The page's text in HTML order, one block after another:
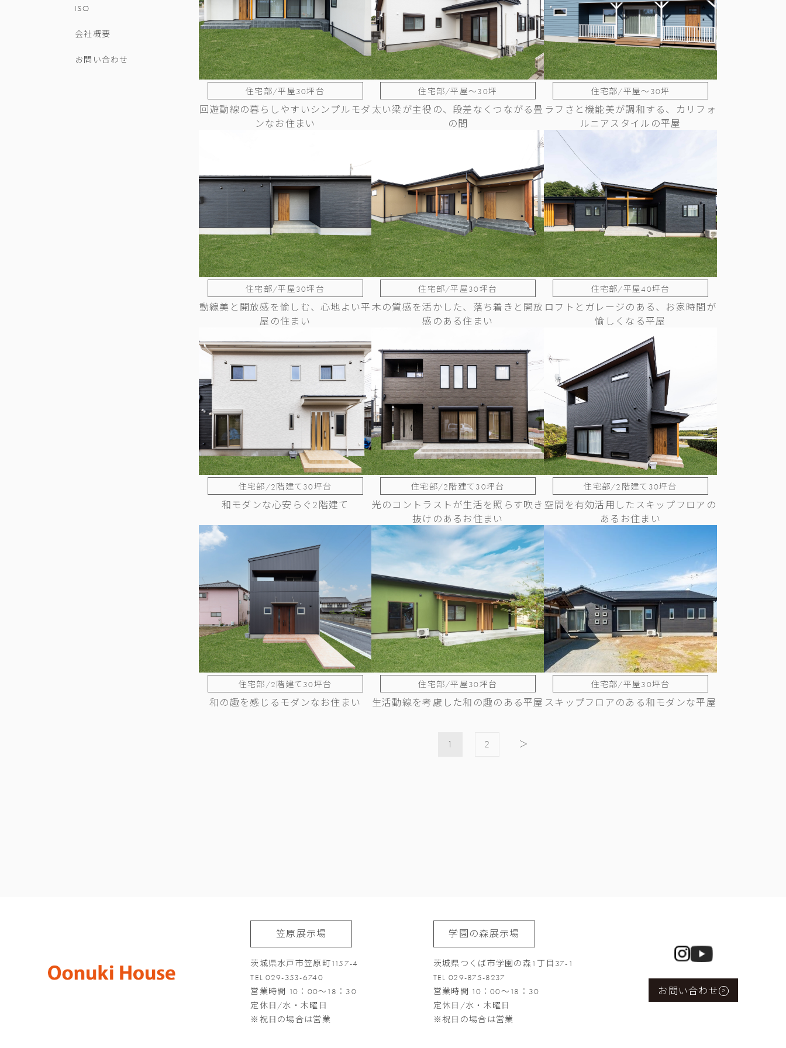
ISO
会社概要
お問い合わせ
住宅部/平屋30坪台
回遊動線の暮らしやすいシンプルモダ
ンなお住まい
住宅部/平屋～30坪
太い梁が主役の、段差なくつながる畳
の間
住宅部/平屋～30坪
ラフさと機能美が調和する、カリフォ
ルニアスタイルの平屋
住宅部/平屋30坪台
動線美と開放感を愉しむ、心地よい平
屋の住まい
住宅部/平屋30坪台
木の質感を活かした、落ち着きと開放
感のある住まい
住宅部/平屋40坪台
ロフトとガレージのある、お家時間が
愉しくなる平屋
住宅部/2階建て30坪台
和モダンな心安らぐ2階建て
住宅部/2階建て30坪台
光のコントラストが生活を照らす吹き
抜けのあるお住まい
住宅部/2階建て30坪台
空間を有効活用したスキップフロアの
あるお住まい
住宅部/2階建て30坪台
和の趣を感じるモダンなお住まい
住宅部/平屋30坪台
生活動線を考慮した和の趣のある平屋
住宅部/平屋30坪台
スキップフロアのある和モダンな平屋
1 2 ＞
笠原展示場
茨城県水戸市笠原町1157-4
TEL 029-353-6740
営業時間 10：00～18：30
定休日/水・木曜日
※祝日の場合は営業
学園の森展示場
茨城県つくば市学園の森1丁目37-1
TEL 029-875-8237
営業時間 10：00～18：30
定休日/水・木曜日
※祝日の場合は営業
お問い合わせ >